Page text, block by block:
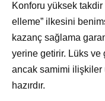
Konforu yüksek takdir
elleme” ilkesini
kazanç sağlama
yerine getirir. Lüks ve
ancak samimi ilişkiler
hazırdır.